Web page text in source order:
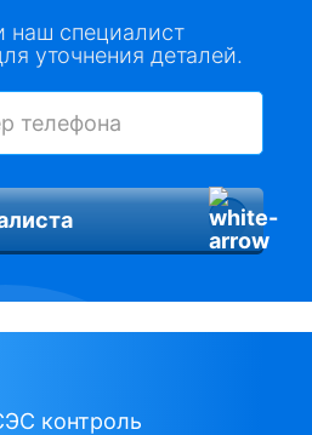
наш специалист
уточнения деталей.
контроль